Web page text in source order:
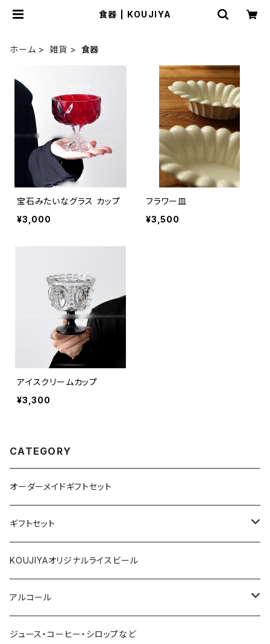
食器 | KOUJIYA
ホーム 雑貨 食器
宝石みたいなグラス カップ
¥3,000
フラワー皿
¥3,500
アイスクリームカップ
¥3,300
CATEGORY
オーダーメイドギフトセット
ギフトセット
1000円～
2000円～
3000円～
KOUJIYAオリジナルライスビール
アルコール
赤ワイン
ジュース・コーヒー・シロップなど